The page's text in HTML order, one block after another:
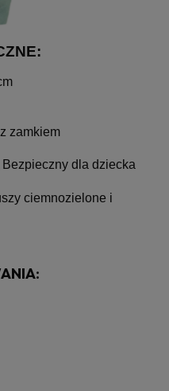
zamkiem
Bezpieczny dla dziecka
ciemnozielone i